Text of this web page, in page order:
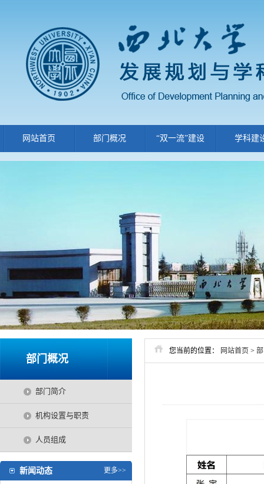
网站首页 部门概况 “双一流”建设 学科建
部门概况
部门简介
机构设置与职责
人员组成
更多>>
新闻动态
您当前的位置： 网站首页 >